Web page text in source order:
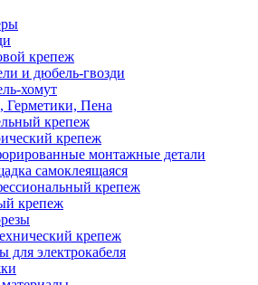
крепеж
и дюбель-гвозди
хомут
Герметики, Пена
крепеж
крепеж
монтажные детали
самоклеящаяся
крепеж
крепеж
крепеж
для электрокабеля